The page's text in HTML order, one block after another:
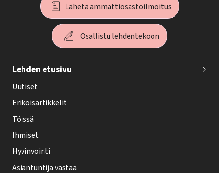
Lähetä ammattiosastoilmoitus
Osallistu lehdentekoon
e
h
y
-
e
h
t
Lehden etusivu
Uutiset
Erikoisartikkelit
Töissä
Ihmiset
Hyvinvointi
Asiantuntija vastaa